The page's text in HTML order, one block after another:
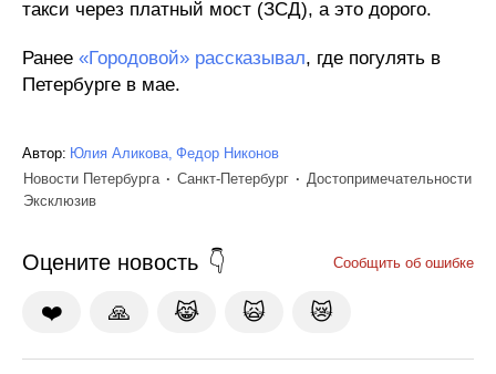
такси через платный мост (ЗСД), а это дорого.
Ранее «Городовой» рассказывал, где погулять в
Петербурге в мае.
Автор: Юлия Аликова Федор Никонов
Новости Петербурга
Санкт-Петербург
Достопримечательности
Эксклюзив
Оцените новость Сообщить об ошибке
❤️ 🙏 😹 🙀 😿